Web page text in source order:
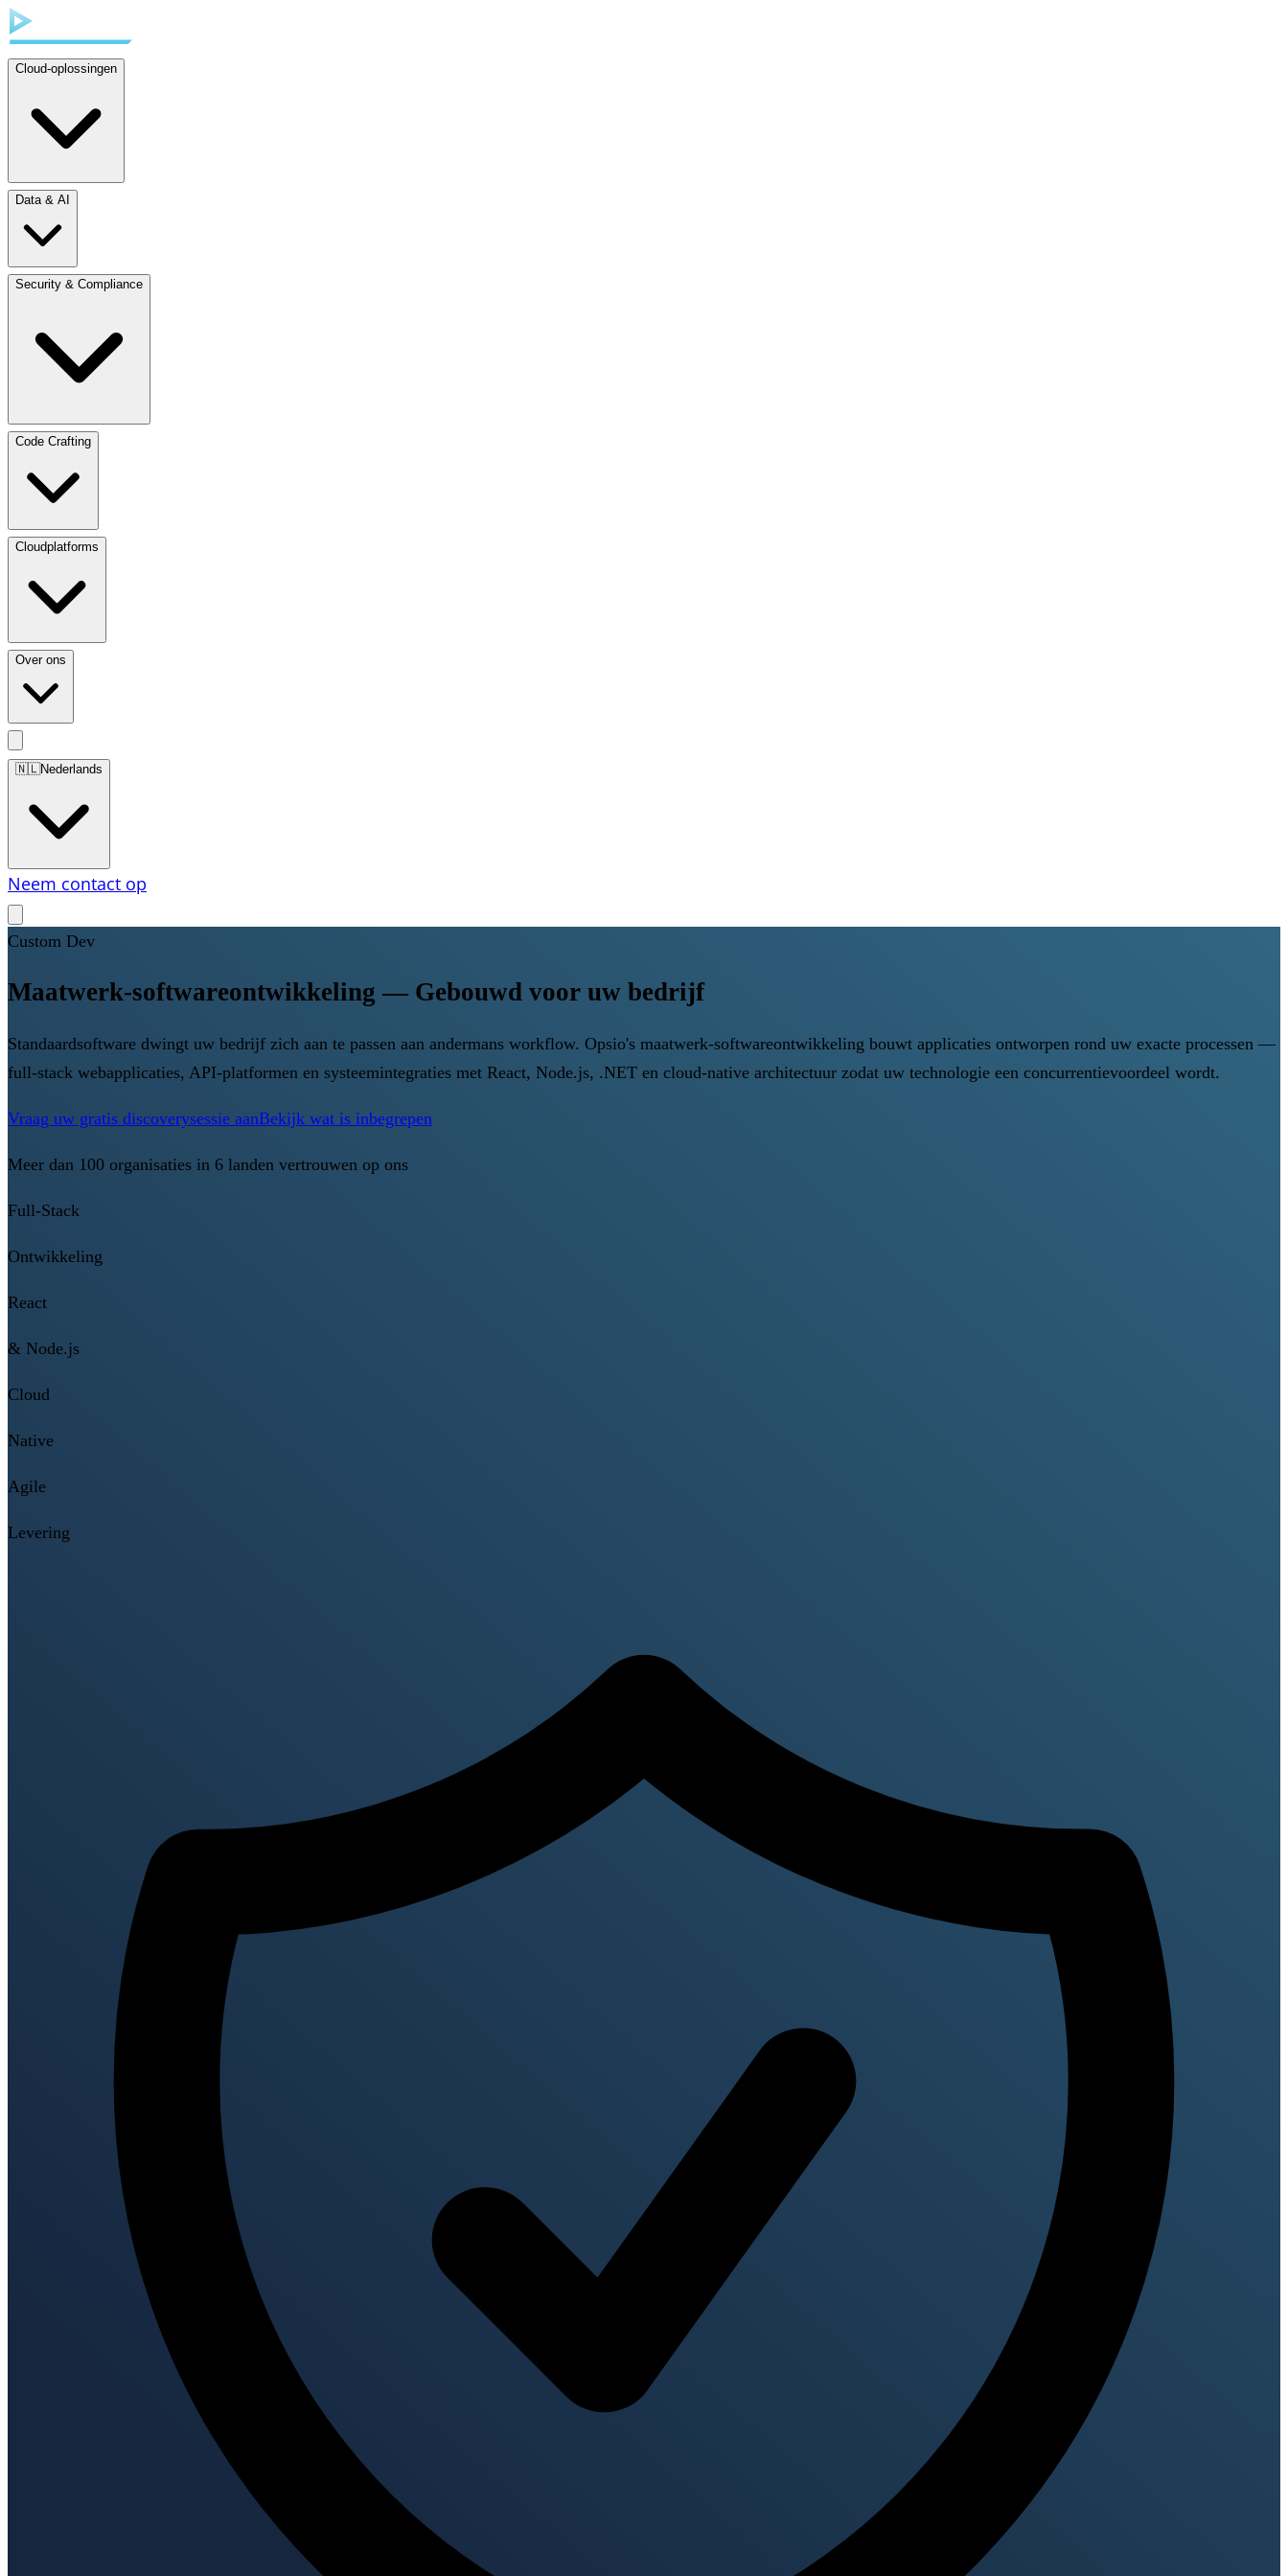
Cloud-oplossingen
Data & AI
Security & Compliance
Code Crafting
Cloudplatforms
Over ons
🇳🇱Nederlands
Neem contact op
Custom Dev
Maatwerk-softwareontwikkeling — Gebouwd voor uw bedrijf
Standaardsoftware dwingt uw bedrijf zich aan te passen aan andermans workflow. Opsio's maatwerk-softwareontwikkeling bouwt applicaties ontworpen rond uw exacte processen —
full-stack webapplicaties, API-platformen en systeemintegraties met React, Node.js, .NET en cloud-native architectuur zodat uw technologie een concurrentievoordeel wordt.
Vraag uw gratis discoverysessie aanBekijk wat is inbegrepen
Meer dan 100 organisaties in 6 landen vertrouwen op ons
Full-Stack
Ontwikkeling
React
& Node.js
Cloud
Native
Agile
Levering